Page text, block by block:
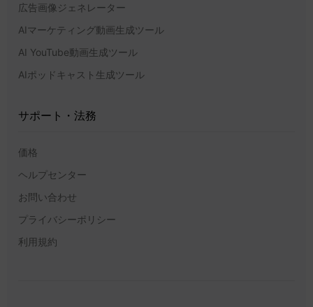
広告画像ジェネレーター
AIマーケティング動画生成ツール
AI YouTube動画生成ツール
AIポッドキャスト生成ツール
サポート・法務
価格
ヘルプセンター
お問い合わせ
プライバシーポリシー
利用規約